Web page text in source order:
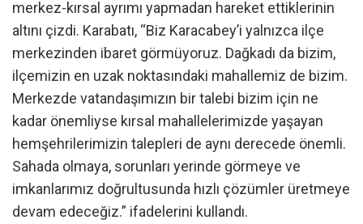
merkez-kırsal ayrımı yapmadan hareket ettiklerinin
altını çizdi. Karabatı, “Biz Karacabey’i yalnızca ilçe
merkezinden ibaret görmüyoruz. Dağkadı da bizim,
ilçemizin en uzak noktasındaki mahallemiz de bizim.
Merkezde vatandaşımızın bir talebi bizim için ne
kadar önemliyse kırsal mahallelerimizde yaşayan
hemşehrilerimizin talepleri de aynı derecede önemli.
Sahada olmaya, sorunları yerinde görmeye ve
imkanlarımız doğrultusunda hızlı çözümler üretmeye
devam edeceğiz.” ifadelerini kullandı.